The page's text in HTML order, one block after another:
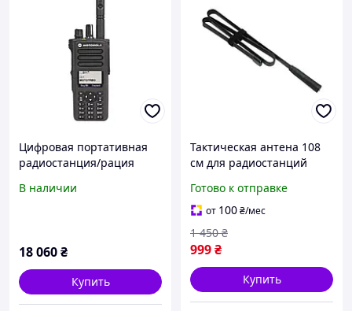
Цифровая портативная
радиостанция/рация
5W, FKP, AES-256
В наличии
18 060₴
Купить
Тактическая антена 108
см для радиостанций
DP4400 / DP4600 / DP
4800e / DP 4400e / DP
4600e
Готово к отправке
от 100₴/мес
999₴
1 450 ₴
Купить